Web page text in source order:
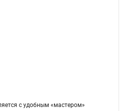
с удобным «мастером»